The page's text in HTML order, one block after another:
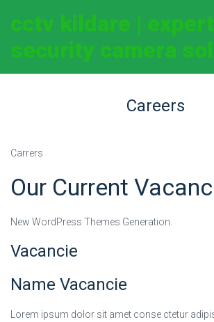
cctv kildare | expert
security camera
Careers
Carrers
Our Current
New WordPress Themes Generation.
Vacancie
Name Vacancie
Lorem ipsum dolor sit amet conse ctetur